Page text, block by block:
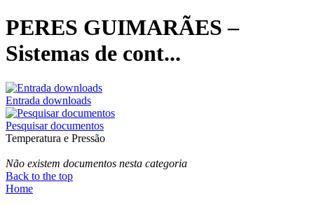
PERES GUIMARÃES –
Sistemas de cont...
Entrada downloads
Pesquisar documentos
Temperatura e Pressão
Não existem documentos nesta categoria
Back to the top
Home